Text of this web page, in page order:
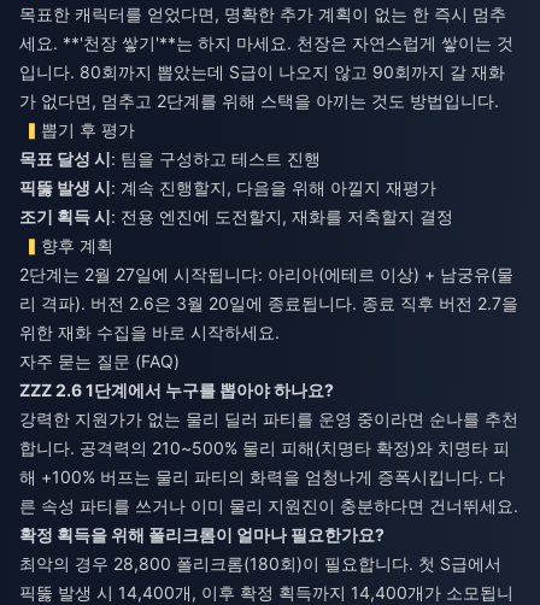
목표한 캐릭터를 얻었다면, 명확한 추가 계획이 없는 한 즉시 멈추
세요. **'천장 쌓기'**는 하지 마세요. 천장은 자연스럽게 쌓이는 것
입니다. 80회까지 뽑았는데 S급이 나오지 않고 90회까지 갈 재화
가 없다면, 멈추고 2단계를 위해 스택을 아끼는 것도 방법입니다.
뽑기 후 평가
목표 달성 시: 팀을 구성하고 테스트 진행
픽뚫 발생 시: 계속 진행할지, 다음을 위해 아낄지 재평가
조기 획득 시: 전용 엔진에 도전할지, 재화를 저축할지 결정
향후 계획
2단계는 2월 27일에 시작됩니다: 아리아(에테르 이상) + 남궁유(물
리 격파). 버전 2.6은 3월 20일에 종료됩니다. 종료 직후 버전 2.7을
위한 재화 수집을 바로 시작하세요.
자주 묻는 질문 (FAQ)
ZZZ 2.6 1단계에서 누구를 뽑아야 하나요?
강력한 지원가가 없는 물리 딜러 파티를 운영 중이라면 순나를 추천
합니다. 공격력의 210~500% 물리 피해(치명타 확정)와 치명타 피
해 +100% 버프는 물리 파티의 화력을 엄청나게 증폭시킵니다. 다
른 속성 파티를 쓰거나 이미 물리 지원진이 충분하다면 건너뛰세요.
확정 획득을 위해 폴리크롬이 얼마나 필요한가요?
최악의 경우 28,800 폴리크롬(180회)이 필요합니다. 첫 S급에서
픽뚫 발생 시 14,400개, 이후 확정 획득까지 14,400개가 소모됩니